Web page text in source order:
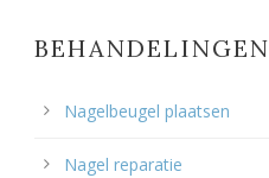
BEHANDELINGEN
Nagelbeugel plaatsen
Nagel reparatie